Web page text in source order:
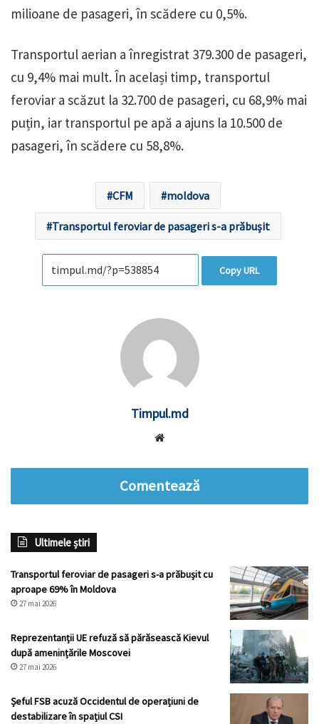
milioane de pasageri, în scădere cu 0,5%.
Transportul aerian a înregistrat 379.300 de pasageri,
cu 9,4% mai mult. În același timp, transportul
feroviar a scăzut la 32.700 de pasageri, cu 68,9% mai
puțin, iar transportul pe apă a ajuns la 10.500 de
pasageri, în scădere cu 58,8%.
CFM moldova
Transportul feroviar de pasageri s-a prăbușit
Copy URL
Timpul.md
Comentează
Ultimele știri
Transportul feroviar de pasageri s-a prăbușit cu
aproape 69% în Moldova
27 mai 2026
Reprezentanții UE refuză să părăsească Kievul
după amenințările Moscovei
27 mai 2026
Șeful FSB acuză Occidentul de operațiuni de
destabilizare în spațiul CSI